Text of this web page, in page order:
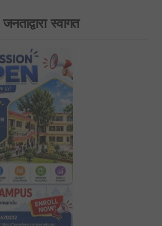
स्वागत